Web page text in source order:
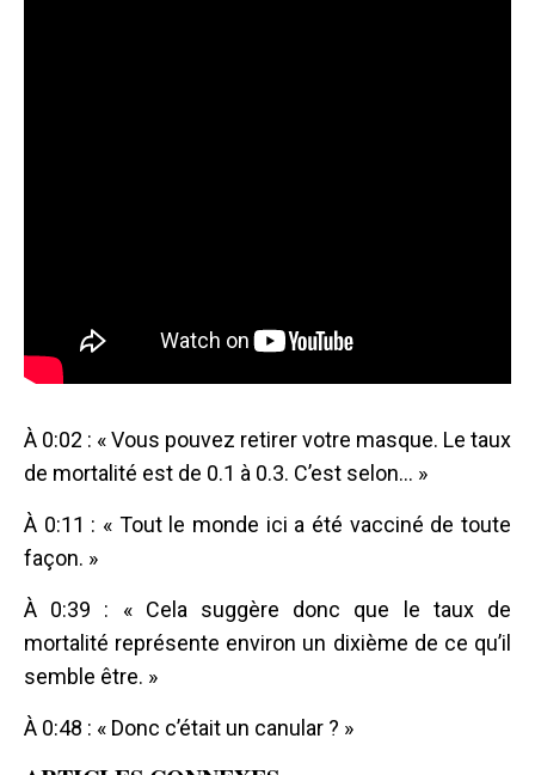
À 0:02 : « Vous pouvez retirer votre masque. Le taux
de mortalité est de 0.1 à 0.3. C’est selon… »
À 0:11 : « Tout le monde ici a été vacciné de toute
façon. »
À 0:39 : « Cela suggère donc que le taux de
mortalité représente environ un dixième de ce qu’il
semble être. »
À 0:48 : « Donc c’était un canular ? »